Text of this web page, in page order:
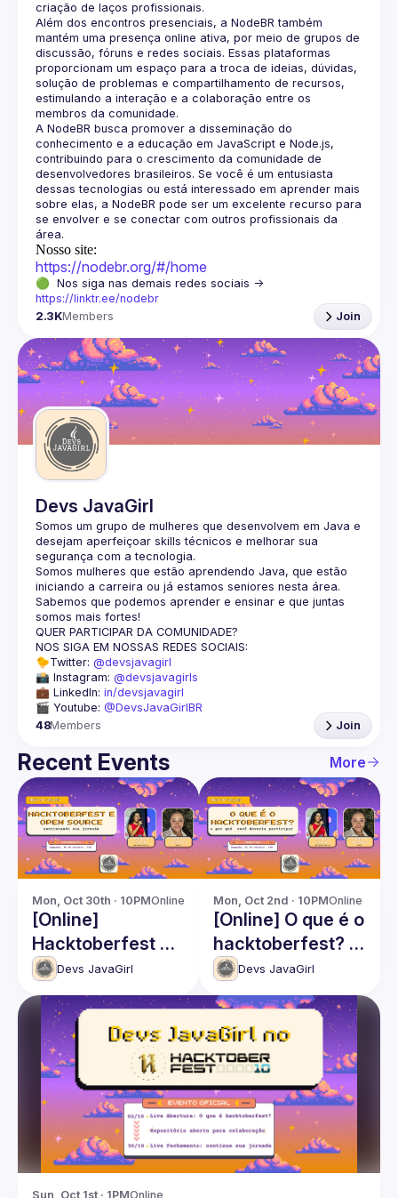
Além dos encontros presenciais, a NodeBR também
mantém uma presença online ativa, por meio de grupos de
discussão, fóruns e redes sociais. Essas plataformas
proporcionam um espaço para a troca de ideias, dúvidas,
solução de problemas e compartilhamento de recursos,
estimulando a interação e a colaboração entre os
A NodeBR busca promover a disseminação do
conhecimento e a educação em JavaScript e Node.js,
contribuindo para o crescimento da comunidade de
desenvolvedores brasileiros. Se você é um entusiasta
dessas tecnologias ou está interessado em aprender mais
sobre elas, a NodeBR pode ser um excelente recurso para
se envolver e se conectar com outros profissionais da
Nosso site:
https://nodebr.org/#/home
https://linktr.ee/nodebr
2.3KMembers Join
Devs JavaGirl
Somos um grupo de mulheres que desenvolvem em Java e
desejam aperfeiçoar skills técnicos e melhorar sua
segurança com a tecnologia.
Somos mulheres que estão aprendendo Java, que estão
iniciando a carreira ou já estamos seniores nesta área.
Sabemos que podemos aprender e ensinar e que juntas
somos mais fortes!
QUER PARTICIPAR DA COMUNIDADE?
NOS SIGA EM NOSSAS REDES SOCIAIS:
🐤Twitter: @devsjavagirl
📸 Instagram: @devsjavagirls
💼 LinkedIn: in/devsjavagirl
🎬 Youtube: @DevsJavaGirlBR
48Members Join
Recent Events More
Mon, Oct 30th · 10PMOnline
[Online]
Hacktoberfest e
open source:
continuando sua
jornada
Devs JavaGirl
Mon, Oct 2nd · 10PMOnline
[Online] O que é o
hacktoberfest? e
por quê você
deveria participar
Devs JavaGirl
Sun, Oct 1st · 1PMOnline